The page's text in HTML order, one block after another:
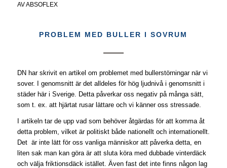
AVABSOFLEX
PROBLEM MED BULLER I SOVRUM
DN har skrivit en artikel om problemet med bullerstörningar när vi
sover. I genomsnitt är det alldeles för hög ljudnivå i genomsnitt i
städer här i Sverige. Detta påverkar oss negativ på många sätt,
som t. ex. att hjärtat rusar lättare och vi känner oss stressade.
I artikeln tar de upp vad som behöver åtgärdas för att komma åt
detta problem, vilket är politiskt både nationellt och internationellt.
Det är inte lätt för oss vanliga människor att påverka detta, en
liten sak man kan göra är att sluta köra med dubbade vinterdäck
och välja friktionsdäck istället. Även fast det inte finns någon lag